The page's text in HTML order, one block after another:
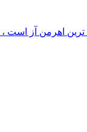
ترین اهرمن آز